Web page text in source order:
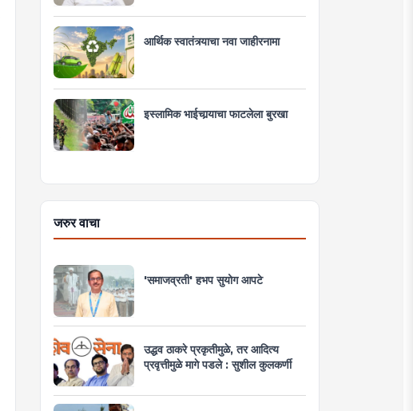
आर्थिक स्वातंत्र्याचा नवा जाहीरनामा
इस्लामिक भाईचार्‍याचा फाटलेला बुरखा
जरुर वाचा
'समाजव्रती' हभप सुयोग आपटे
उद्धव ठाकरे प्रकृतीमुळे, तर आदित्य
प्रवृत्तीमुळे मागे पडले : सुशील कुलकर्णी